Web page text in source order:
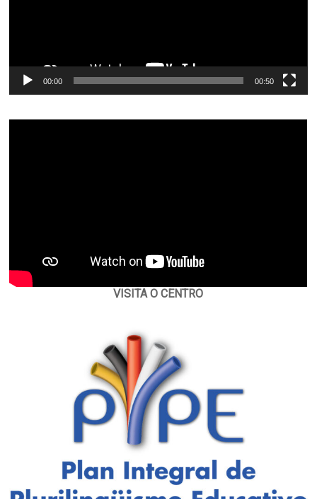
00:00 00:50
VISITA O CENTRO